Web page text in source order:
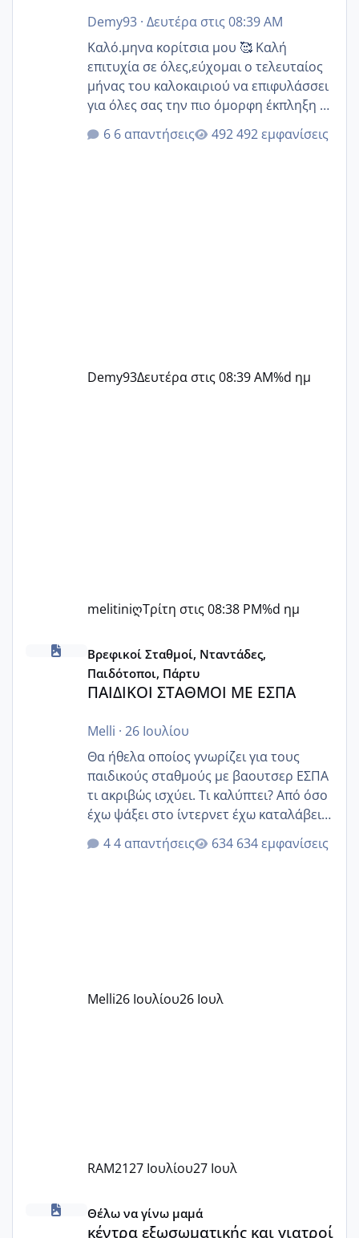
Demy93· Δευτέρα στις 08:39 AM
Καλό.μηνα κορίτσια μου 🥰 Καλή
επιτυχία σε όλες,εύχομαι ο τελευταίος
μήνας του καλοκαιριού να επιφυλάσσει
για όλες σας την πιο όμορφη έκπληξη 🧿
@Elk @Melikara86 @Παρασκευαιδου
@Zenia z @melitiniღ @Christi.D.
6 απαντήσεις 492 εμφανίσεις
Demy93Δευτέρα στις 08:39 AM%d ημ
melitiniღΤρίτη στις 08:38 PM%d ημ
ΠΑΙΔΙΚΟΙ ΣΤΑΘΜΟΙ ΜΕ ΕΣΠΑ
Βρεφικοί Σταθμοί, Νταντάδες,
Παιδότοποι, Πάρτυ
ΠΑΙΔΙΚΟΙ ΣΤΑΘΜΟΙ ΜΕ ΕΣΠΑ
Melli · 26 Ιουλίου
Θα ήθελα οποίος γνωρίζει για τους
παιδικούς σταθμούς με βαουτσερ ΕΣΠΑ
τι ακριβώς ισχύει. Τι καλύπτει? Από όσο
έχω ψάξει στο ίντερνετ έχω καταλάβει
ότι το βαουτσερ καλύπτει όλα τα
δίδακτρα και τα τροφεια του ιδιωτικού
Εγώ πήγα σε έναν ιδιωτικό παιδικό στ
4 απαντήσεις 634 εμφανίσεις
Melli26 Ιουλίου26 Ιουλ
RAM2127 Ιουλίου27 Ιουλ
κέντρα εξωσωματικής και γιατροί εμπερίες
Θέλω να γίνω μαμά
κέντρα εξωσωματικής και γιατροί